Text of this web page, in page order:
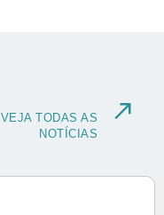
VEJA TODAS AS
NOTÍCIAS